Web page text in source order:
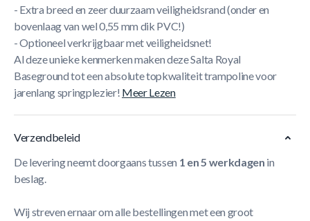
- Extra breed en zeer duurzaam veiligheidsrand (onder en
bovenlaag van wel 0,55 mm dik PVC!)
- Optioneel verkrijgbaar met veiligheidsnet!
Al deze unieke kenmerken maken deze Salta Royal
Baseground tot een absolute topkwaliteit trampoline voor
jarenlang springplezier! Meer Lezen
Verzendbeleid
De levering neemt doorgaans tussen 1 en 5 werkdagen in
beslag.
Wij streven ernaar om alle bestellingen met een groot